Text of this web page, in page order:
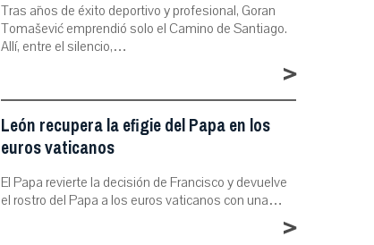
Tras años de éxito deportivo y profesional, Goran
Tomašević emprendió solo el Camino de Santiago.
Allí, entre el silencio,…
>
León recupera la efigie del Papa en los
euros vaticanos
El Papa revierte la decisión de Francisco y devuelve
el rostro del Papa a los euros vaticanos con una…
>